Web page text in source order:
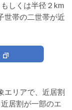
しくは半径２km
世帯の二世帯が近
エリアで、近居割
居割が一部のエ